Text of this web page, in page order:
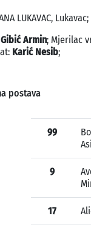
LUKAVAC,
Gibić Armin; Mjerilac
Karić Nesib;
postava
99
9
17